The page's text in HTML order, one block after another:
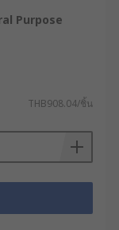
ต่าง ๆ ดัง
ตัดสิ่งทอ
องจากมีใบ
กเป็นงาน
รรม
เคมีและ
สำหรับ
รงกดสูง
Purpose
THB908.04/ชิ้น